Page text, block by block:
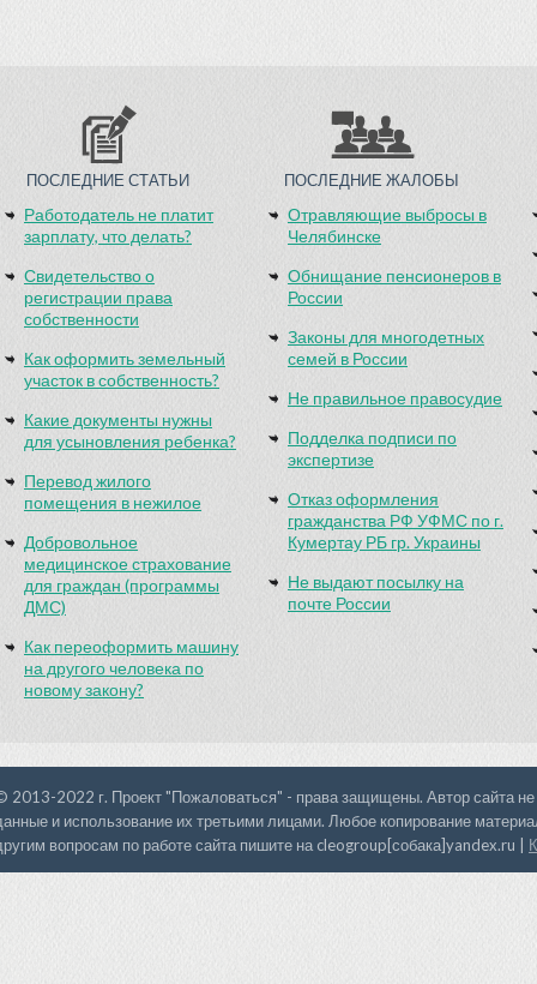
ПОСЛЕДНИЕ СТАТЬИ
Работодатель не платит
зарплату, что делать?
Свидетельство о
регистрации права
собственности
Как оформить земельный
участок в собственность?
Какие документы нужны
для усыновления ребенка?
Перевод жилого
помещения в нежилое
Добровольное
медицинское страхование
для граждан (программы
ДМС)
Как переоформить машину
на другого человека по
новому закону?
ПОСЛЕДНИЕ ЖАЛОБЫ
Отравляющие выбросы в
Челябинске
Обнищание пенсионеров в
России
Законы для многодетных
семей в России
Не правильное правосудие
Подделка подписи по
экспертизе
Отказ оформления
гражданства РФ УФМС по г.
Кумертау РБ гр. Украины
Не выдают посылку на
почте России
2013-2022 г. Проект "Пожаловаться" - права защищены. Автор сайта не
и использование их третьими лицами. Любое копирование
вопросам по работе сайта пишите на cleogroup[собака]yandex.ru |